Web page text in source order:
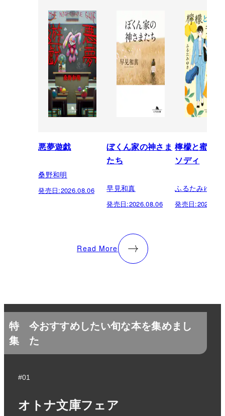
悪夢遊戯
桑野和明
発売日:2026.08.06
ぼくん家の神さま
たち
早見和真
発売日:2026.08.06
檸檬と蜜柑
ソディ
ふるたみゆき
発売日:
Read More
特
集
今おすすめしたい旬な本を集めまし
た
#01
オトナ文庫フェア